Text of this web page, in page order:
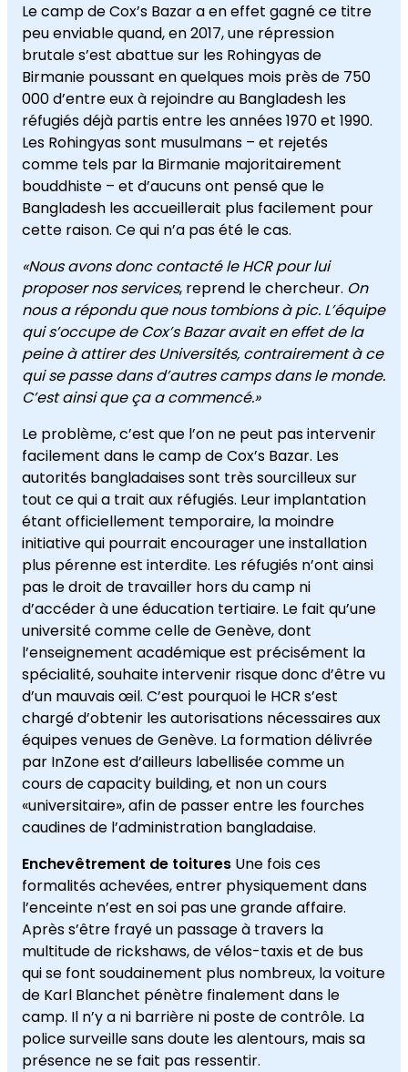
Le camp de Cox’s Bazar a en effet gagné ce titre
peu enviable quand, en 2017, une répression
brutale s’est abattue sur les Rohingyas de
Birmanie poussant en quelques mois près de 750
000 d’entre eux à rejoindre au Bangladesh les
réfugiés déjà partis entre les années 1970 et 1990.
Les Rohingyas sont musulmans – et rejetés
comme tels par la Birmanie majoritairement
bouddhiste – et d’aucuns ont pensé que le
Bangladesh les accueillerait plus facilement pour
cette raison. Ce qui n’a pas été le cas.
«Nous avons donc contacté le HCR pour lui
proposer nos services, reprend le chercheur. On
nous a répondu que nous tombions à pic. L’équipe
qui s’occupe de Cox’s Bazar avait en effet de la
peine à attirer des Universités, contrairement à ce
qui se passe dans d’autres camps dans le monde.
C’est ainsi que ça a commencé.»
Le problème, c’est que l’on ne peut pas intervenir
facilement dans le camp de Cox’s Bazar. Les
autorités bangladaises sont très sourcilleux sur
tout ce qui a trait aux réfugiés. Leur implantation
étant officiellement temporaire, la moindre
initiative qui pourrait encourager une installation
plus pérenne est interdite. Les réfugiés n’ont ainsi
pas le droit de travailler hors du camp ni
d’accéder à une éducation tertiaire. Le fait qu’une
université comme celle de Genève, dont
l’enseignement académique est précisément la
spécialité, souhaite intervenir risque donc d’être vu
d’un mauvais œil. C’est pourquoi le HCR s’est
chargé d’obtenir les autorisations nécessaires aux
équipes venues de Genève. La formation délivrée
par InZone est d’ailleurs labellisée comme un
cours de capacity building, et non un cours
«universitaire», afin de passer entre les fourches
caudines de l’administration bangladaise.
Enchevêtrement de toitures Une fois ces
formalités achevées, entrer physiquement dans
l’enceinte n’est en soi pas une grande affaire.
Après s’être frayé un passage à travers la
multitude de rickshaws, de vélos-taxis et de bus
qui se font soudainement plus nombreux, la voiture
de Karl Blanchet pénètre finalement dans le
camp. Il n’y a ni barrière ni poste de contrôle. La
police surveille sans doute les alentours, mais sa
présence ne se fait pas ressentir.